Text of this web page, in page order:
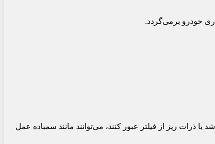
خودرو برمی‌گردد.
ذرات ریز از فیلتر عبور کنند، می‌توانند مانند سمباده عمل